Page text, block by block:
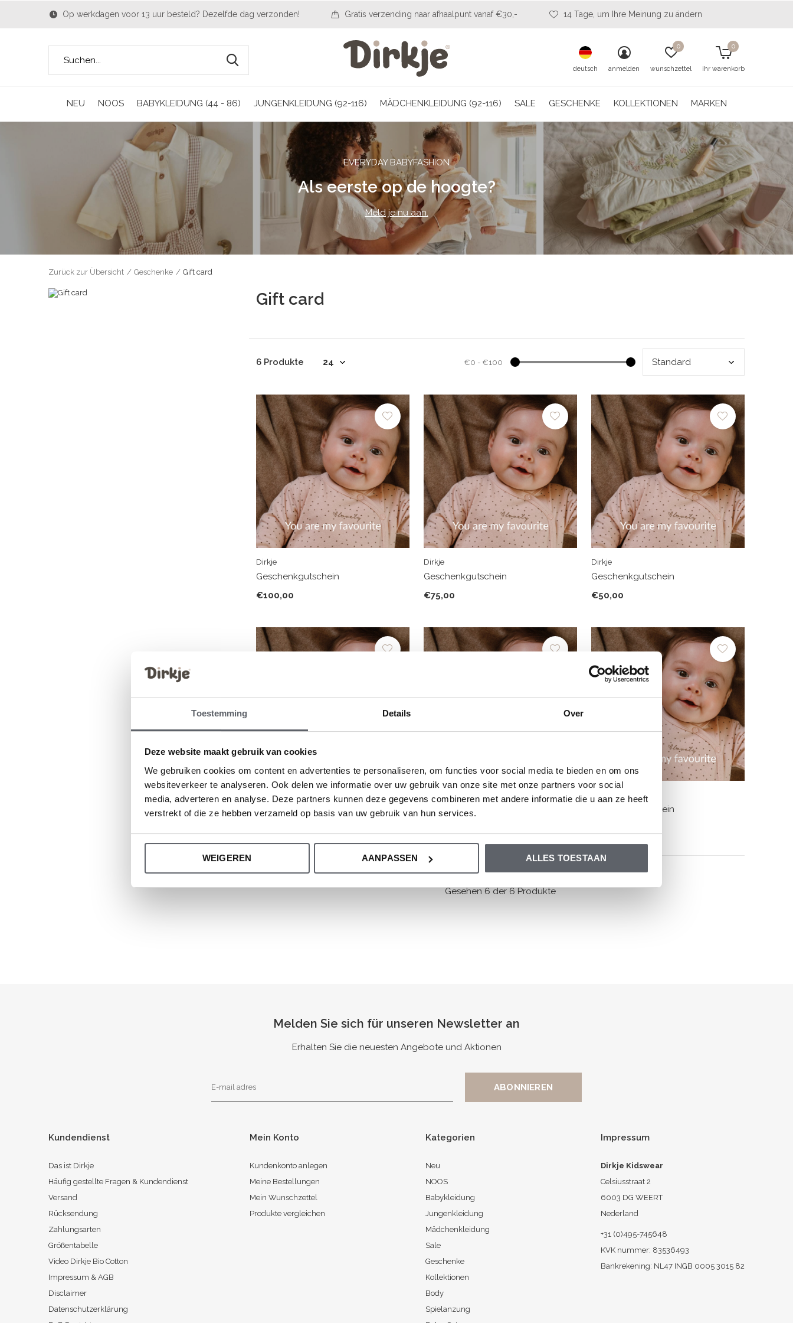
Toestemming Details Over
Deze website maakt gebruik van cookies
We gebruiken cookies om content en advertenties te personaliseren, om functies voor social media te bieden en om ons
websiteverkeer te analyseren. Ook delen we informatie over uw gebruik van onze site met onze partners voor social
media, adverteren en analyse. Deze partners kunnen deze gegevens combineren met andere informatie die u aan ze heeft
verstrekt of die ze hebben verzameld op basis van uw gebruik van hun services.
WEIGEREN AANPASSEN ALLES TOESTAAN
NEU NOOS BABYKLEIDUNG (44 - 86) JUNGENKLEIDUNG (92-116) MÄDCHENKLEIDUNG (92-116) SALE GESCHENKE KOLLEKTIONEN MARKEN
deutsch anmelden wunschzettel
0
ihr warenkorb
0
Op werkdagen voor 13 uur besteld? Dezelfde dag verzonden! Gratis verzending naar afhaalpunt vanaf €30,- 14 Tage, um Ihre Meinung zu ändern
EVERYDAY BABYFASHION
Als eerste op de hoogte?
Meld je nu aan.
Zurück zur Übersicht Geschenke Gift card
Gift card
6 Produkte €0 - €100
Dirkje
Geschenkgutschein
€100,00
Dirkje
Geschenkgutschein
€75,00
Dirkje
Geschenkgutschein
€50,00
Dirkje
Geschenkgutschein
Geschenkgutschein
Geschenkgutschein
Gesehen 6 der 6 Produkte
Melden Sie sich für unseren Newsletter an
Erhalten Sie die neuesten Angebote und Aktionen
Kundendienst
Das ist Dirkje
Häufig gestellte Fragen & Kundendienst
Versand
Rücksendung
Zahlungsarten
Größentabelle
Video Dirkje Bio Cotton
Impressum & AGB
Disclaimer
Datenschutzerklärung
Mein Konto
Kundenkonto anlegen
Meine Bestellungen
Mein Wunschzettel
Produkte vergleichen
Kategorien
Neu
NOOS
Babykleidung
Jungenkleidung
Mädchenkleidung
Sale
Geschenke
Kollektionen
Body
Spielanzung
Impressum
Dirkje Kidswear
Celsiusstraat 2
6003 DG WEERT
Nederland
+31 (0)495-745648
KVK nummer: 83536493
Bankrekening: NL47 INGB 0005 3015 82